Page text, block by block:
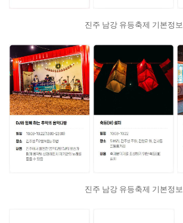
진주 남강 유등축제 기본정보
진주 남강 유등축제 기본정보